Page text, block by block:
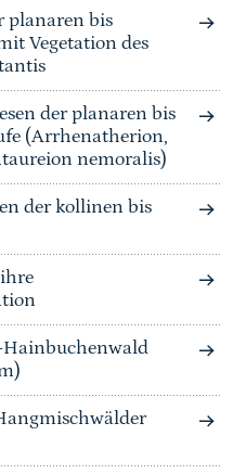
planaren bis
Vegetation des
der planaren bis
(Arrhenatherion,
nemoralis)
der kollinen bis